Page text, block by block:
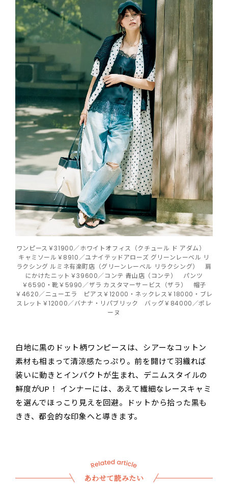
ワンピース￥31900／ホワイトオフィス（クチュール ド アダム）
キャミソール￥8910／ユナイテッドアローズ グリーンレーベル リ
ラクシング ルミネ有楽町店（グリーンレーベル リラクシング） 肩
にかけたニット￥39600／コンテ 青山店（コンテ） パンツ
￥6590・靴￥5990／ザラ カスタマーサービス（ザラ） 帽子
￥4620／ニューエラ ピアス￥12000・ネックレス￥18000・ブレ
スレット￥12000／バナナ・リパブリック バッグ￥84000／ポレ
ーヌ
白地に黒のドット柄ワンピースは、シアーなコットン
素材も相まって清涼感たっぷり。前を開けて羽織れば
装いに動きとインパクトが生まれ、デニムスタイルの
鮮度がUP！ インナーには、あえて繊細なレースキャミ
を選んでほっこり見えを回避。ドットから拾った黒も
きき、都会的な印象へと導きます。
あわせて読みたい